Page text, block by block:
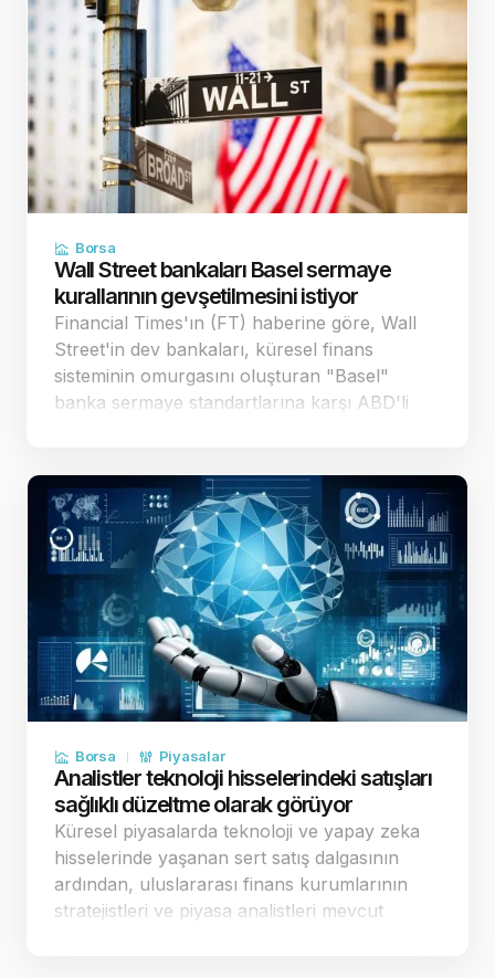
Borsa
Wall Street bankaları Basel sermaye
kurallarının gevşetilmesini istiyor
Financial Times'ın (FT) haberine göre, Wall
Street'in dev bankaları, küresel finans
sisteminin omurgasını oluşturan "Basel"
banka sermaye standartlarına karşı ABD'li
dolar büyüklü…
Borsa Piyasalar
Analistler teknoloji hisselerindeki satışları
sağlıklı düzeltme olarak görüyor
Küresel piyasalarda teknoloji ve yapay zeka
hisselerinde yaşanan sert satış dalgasının
ardından, uluslararası finans kurumlarının
stratejistleri ve piyasa analistleri mevcut